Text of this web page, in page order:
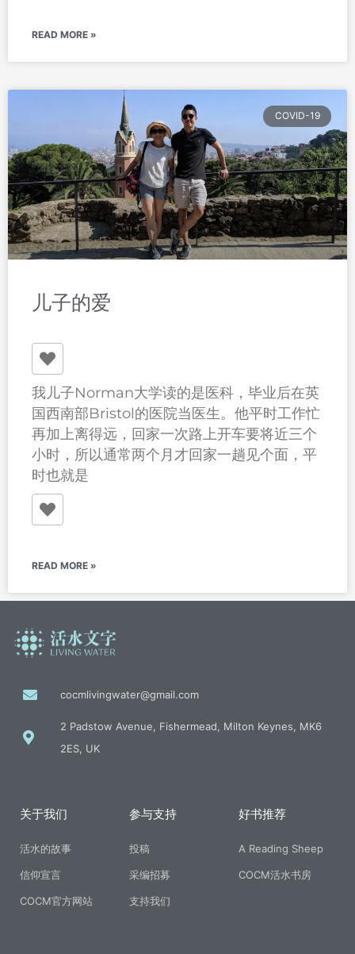
READ MORE »
COVID-19
儿子的爱
我儿子Norman大学读的是医科，毕业后在英
国西南部Bristol的医院当医生。他平时工作忙
再加上离得远，回家一次路上开车要将近三个
小时，所以通常两个月才回家一趟见个面，平
时也就是
READ MORE »
cocmlivingwater@gmail.com
2 Padstow Avenue, Fishermead, Milton Keynes, MK6
2ES, UK
关于我们
活水的故事
信仰宣言
COCM官方网站
参与支持
投稿
采编招募
支持我们
好书推荐
A Reading Sheep
COCM活水书房